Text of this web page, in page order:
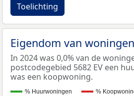
Toelichting
Eigendom van woningen
In 2024 was 0,0% van de
postcodegebied 5682 EV een
was een koopwoning.
% Huurwoningen %